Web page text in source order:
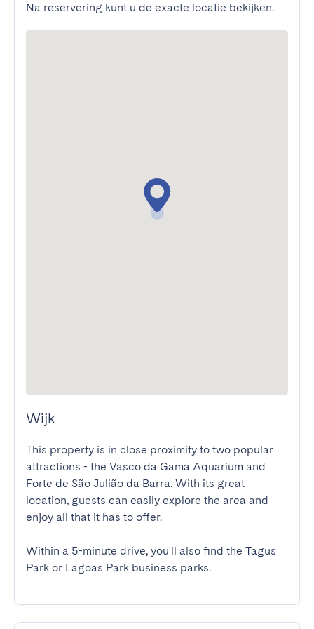
Na reservering kunt u de exacte locatie bekijken.
Wijk
This property is in close proximity to two popular
attractions - the Vasco da Gama Aquarium and
Forte de São Julião da Barra. With its great
location, guests can easily explore the area and
enjoy all that it has to offer.
Within a 5-minute drive, you'll also find the Tagus
Park or Lagoas Park business parks.